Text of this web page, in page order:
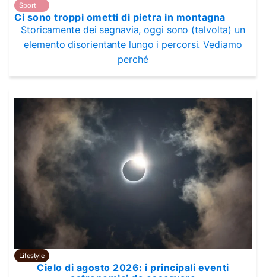
Sport
Ci sono troppi ometti di pietra in montagna
Storicamente dei segnavia, oggi sono (talvolta) un
elemento disorientante lungo i percorsi. Vediamo
perché
Lifestyle
Cielo di agosto 2026: i principali eventi